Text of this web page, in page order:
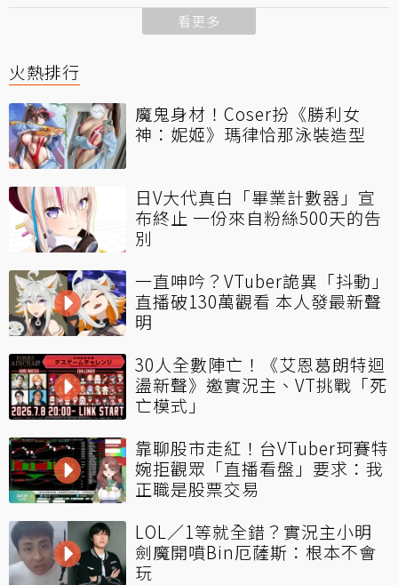
看更多
火熱排行
魔鬼身材！Coser扮《勝利女
神：妮姬》瑪律恰那泳裝造型
日V大代真白「畢業計數器」宣
布終止 一份來自粉絲500天的告
別
一直呻吟？VTuber詭異「抖動」
直播破130萬觀看 本人發最新聲
明
30人全數陣亡！《艾恩葛朗特迴
盪新聲》邀實況主、VT挑戰「死
亡模式」
靠聊股市走紅！台VTuber珂賽特
婉拒觀眾「直播看盤」要求：我
正職是股票交易
LOL／1等就全錯？實況主小明
劍魔開噴Bin厄薩斯：根本不會
玩